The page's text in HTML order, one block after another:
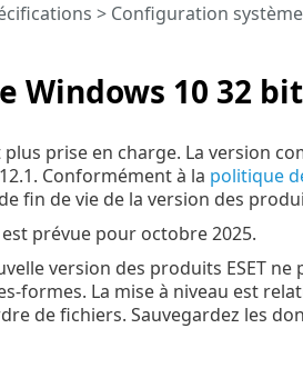
Windows 10 32
> Configuration
prise en charge. La version
Conformément à la politique
fin de vie de la version des
prévue pour octobre 2025.
version des produits ESET
formes. La mise à niveau est
de fichiers. Sauvegardez les